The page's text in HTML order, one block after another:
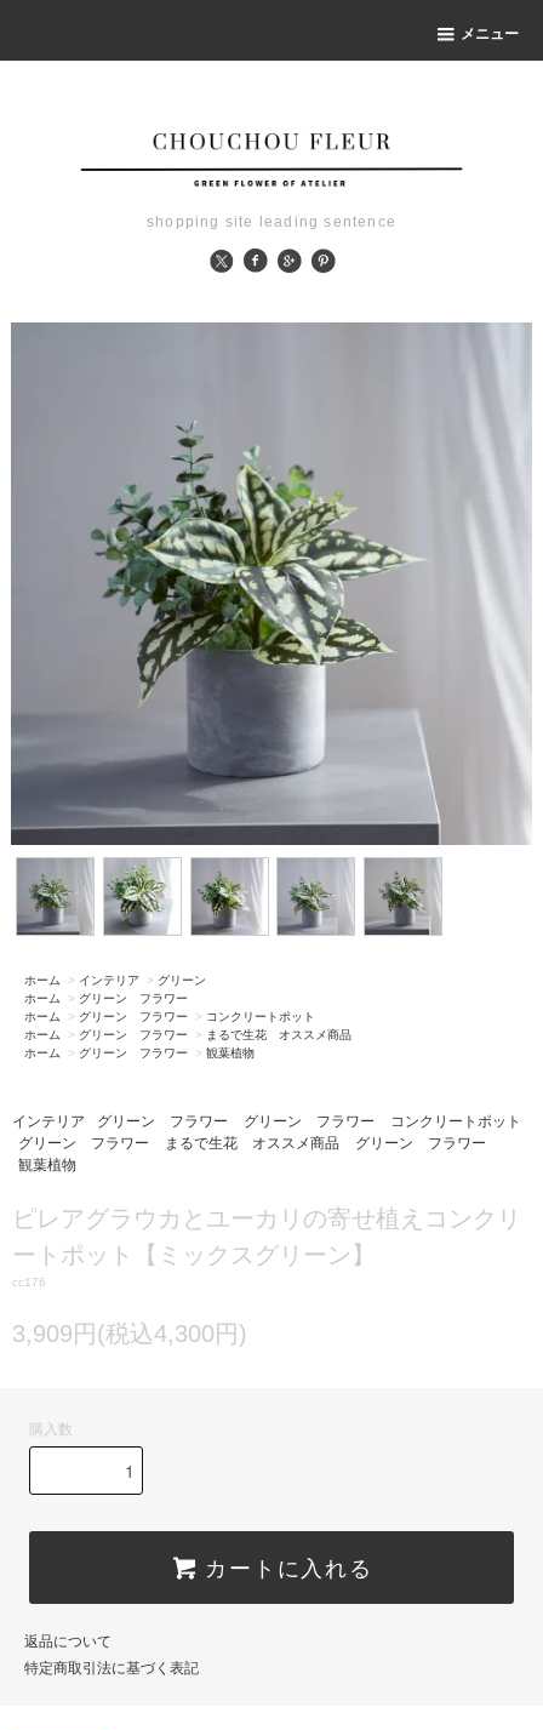
メニュー
shopping site leading sentence
ホーム > インテリア > グリーン
ホーム
> グリーン フラワー
ホーム
> グリーン フラワー > コンクリートポット
ホーム
> グリーン フラワー > まるで生花 オススメ商品
ホーム
> グリーン フラワー > 観葉植物
インテリア グリーン フラワー グリーン フラワー
コンクリートポット
グリーン フラワー
まるで生花 オススメ商品
グリーン フラワー
観葉植物
ピレアグラウカとユーカリの寄せ植えコンクリ
ートポット【ミックスグリーン】
cc176
3,909円(税込4,300円)
購入数
カートに入れる
返品について
特定商取引法に基づく表記